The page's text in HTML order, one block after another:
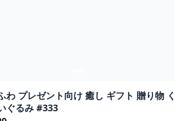
わ プレゼント向け 癒し ギフト 贈り物 く
ぐるみ #333